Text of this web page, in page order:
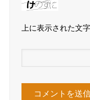
上に表示された文